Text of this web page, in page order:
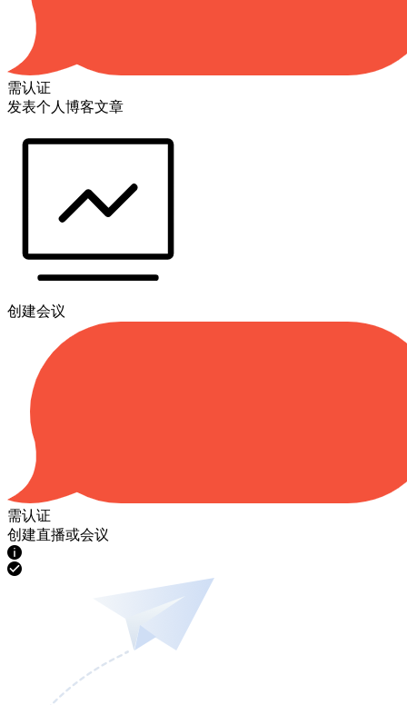
需认证
发表个人博客文章
创建会议
需认证
创建直播或会议